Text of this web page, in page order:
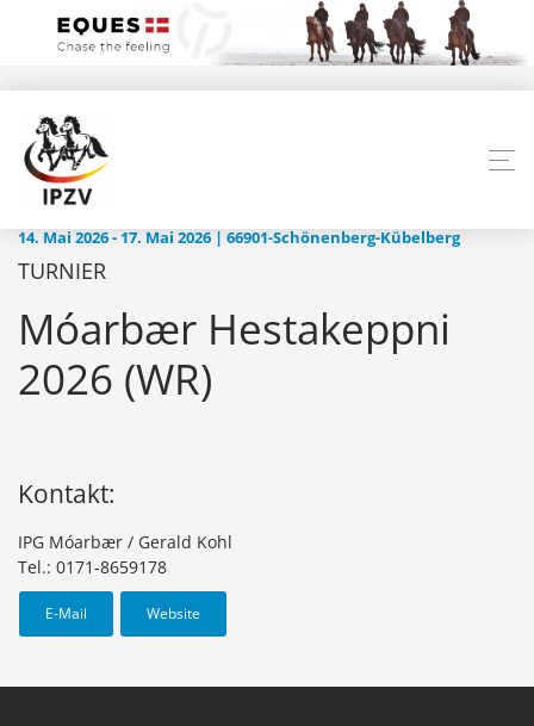
14. Mai 2026 - 17. Mai 2026 | 66901-Schönenberg-Kübelberg
TURNIER
Móarbær Hestakeppni
2026 (WR)
Kontakt:
IPG Móarbær / Gerald Kohl
Tel.: 0171-8659178
E-Mail Website